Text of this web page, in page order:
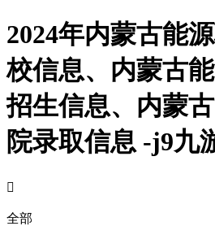
2024年内蒙古能
校信息、内蒙古
招生信息、内蒙
院录取信息 -j9九

全部